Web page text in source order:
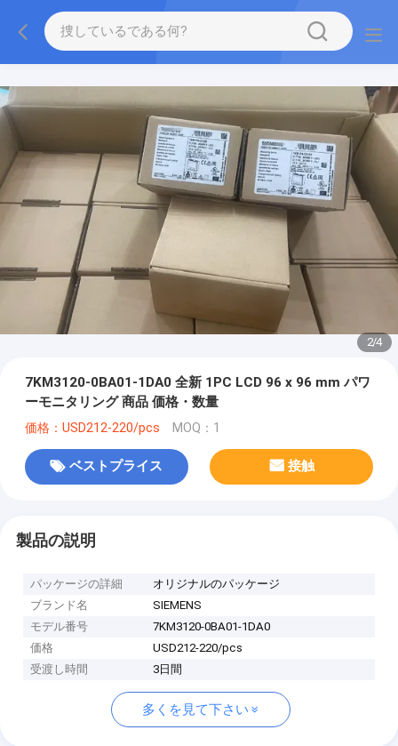
2/4
7KM3120-0BA01-1DA0 全新 1PC LCD 96 x 96 mm パワ
ーモニタリング 商品 価格・数量
価格：USD212-220/pcs MOQ：1
ベストプライス 接触
製品の説明
パッケージの詳細
オリジナルのパッケージ
ブランド名
SIEMENS
モデル番号
7KM3120-0BA01-1DA0
価格
USD212-220/pcs
受渡し時間
3日間
多くを見て下さい